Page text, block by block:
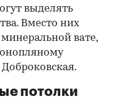
выделять
Вместо них
вате,
потолки